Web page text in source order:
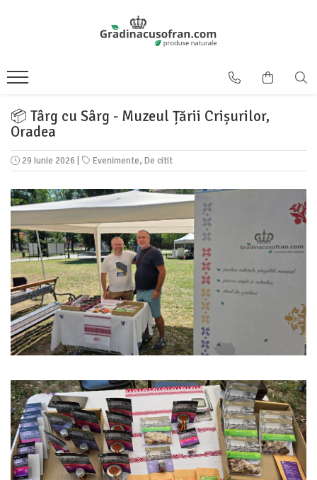
📦 Târg cu Sârg - Muzeul Țării Crișurilor,
Oradea
29 Iunie 2026 Evenimente, De citit